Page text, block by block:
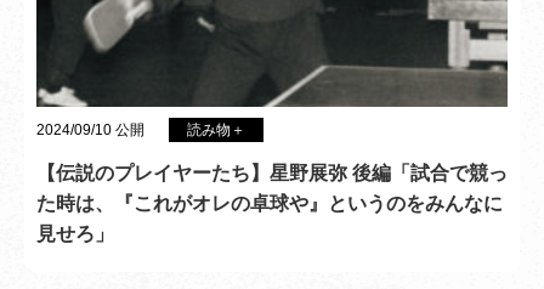
2024/09/10 公開 読み物＋
【伝説のプレイヤーたち】星野展弥 後編「試合で競っ
た時は、『これがオレの卓球や』というのをみんなに
見せろ」